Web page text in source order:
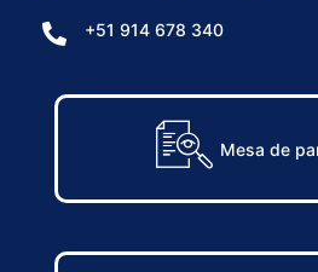
+51 914 678 340
Mesa de